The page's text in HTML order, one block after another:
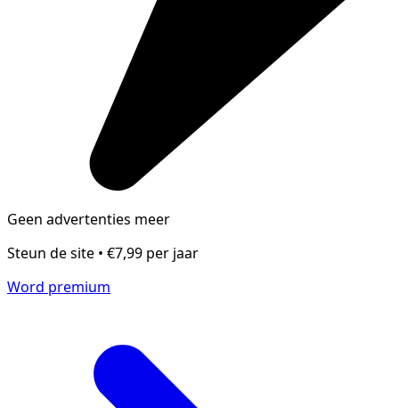
Geen advertenties meer
Steun de site • €7,99 per jaar
Word premium